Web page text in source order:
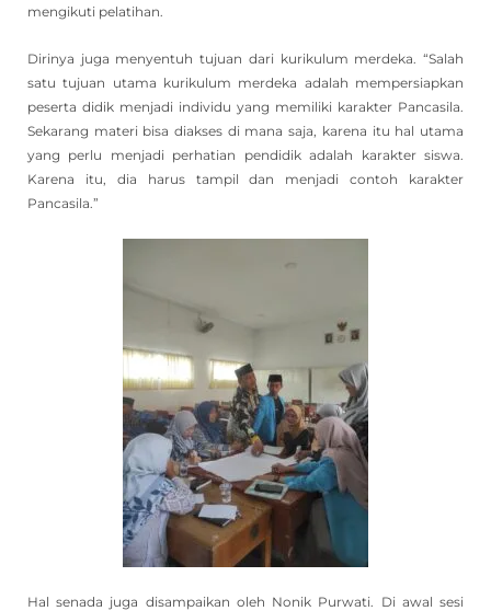
mengikuti pelatihan.
Dirinya juga menyentuh tujuan dari kurikulum merdeka. “Salah
satu tujuan utama kurikulum merdeka adalah mempersiapkan
peserta didik menjadi individu yang memiliki karakter Pancasila.
Sekarang materi bisa diakses di mana saja, karena itu hal utama
yang perlu menjadi perhatian pendidik adalah karakter siswa.
Karena itu, dia harus tampil dan menjadi contoh karakter
Pancasila.”
Hal senada juga disampaikan oleh Nonik Purwati. Di awal sesi